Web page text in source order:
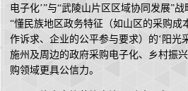
电子化’”与“武陵山片区区域协同发展”
“懂民族地区政务特征（如山区的采购成
作诉求、企业的公平参与要求）的‘阳光
施州及周边的政府采购电子化、乡村振
购领域更具公信力。